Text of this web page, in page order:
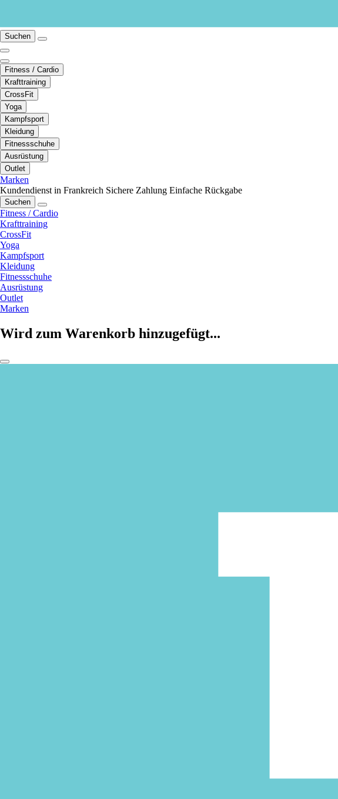
Suchen
Fitness / Cardio
Krafttraining
CrossFit
Yoga
Kampfsport
Kleidung
Fitnessschuhe
Ausrüstung
Outlet
Marken
Kundendienst in Frankreich Sichere Zahlung Einfache Rückgabe
Suchen
Fitness / Cardio
Krafttraining
CrossFit
Yoga
Kampfsport
Kleidung
Fitnessschuhe
Ausrüstung
Outlet
Marken
Wird zum Warenkorb hinzugefügt...